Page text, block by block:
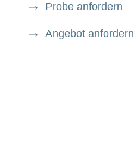
Probe anfordern
Angebot anfordern